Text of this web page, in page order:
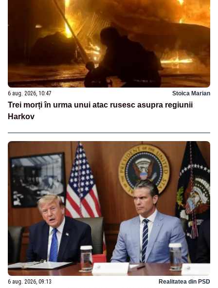
6 aug. 2026, 10:47 Stoica Marian
Trei morți în urma unui atac rusesc asupra regiunii
Harkov
6 aug. 2026, 09:13 Realitatea din PSD